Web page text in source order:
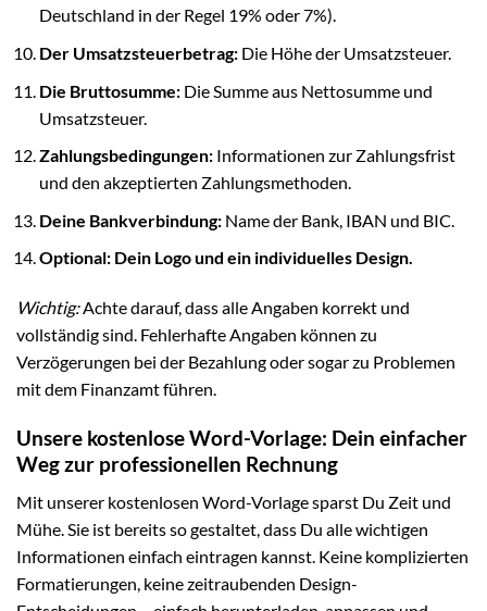
Deutschland in der Regel 19% oder 7%).
Der Umsatzsteuerbetrag:Die Höhe der Umsatzsteuer.
Die Bruttosumme:Die Summe aus Nettosumme und
Umsatzsteuer.
Zahlungsbedingungen:Informationen zur Zahlungsfrist
und den akzeptierten Zahlungsmethoden.
Deine Bankverbindung:Name der Bank, IBAN und BIC.
Optional: Dein Logo und ein individuelles Design.
Wichtig:Achte darauf, dass alle Angaben korrekt und
vollständig sind. Fehlerhafte Angaben können zu
Verzögerungen bei der Bezahlung oder sogar zu Problemen
mit dem Finanzamt führen.
Unsere kostenlose Word-Vorlage: Dein einfacher
Weg zur professionellen Rechnung
Mit unserer kostenlosen Word-Vorlage sparst Du Zeit und
Mühe. Sie ist bereits so gestaltet, dass Du alle wichtigen
Informationen einfach eintragen kannst. Keine komplizierten
Formatierungen, keine zeitraubenden Design-